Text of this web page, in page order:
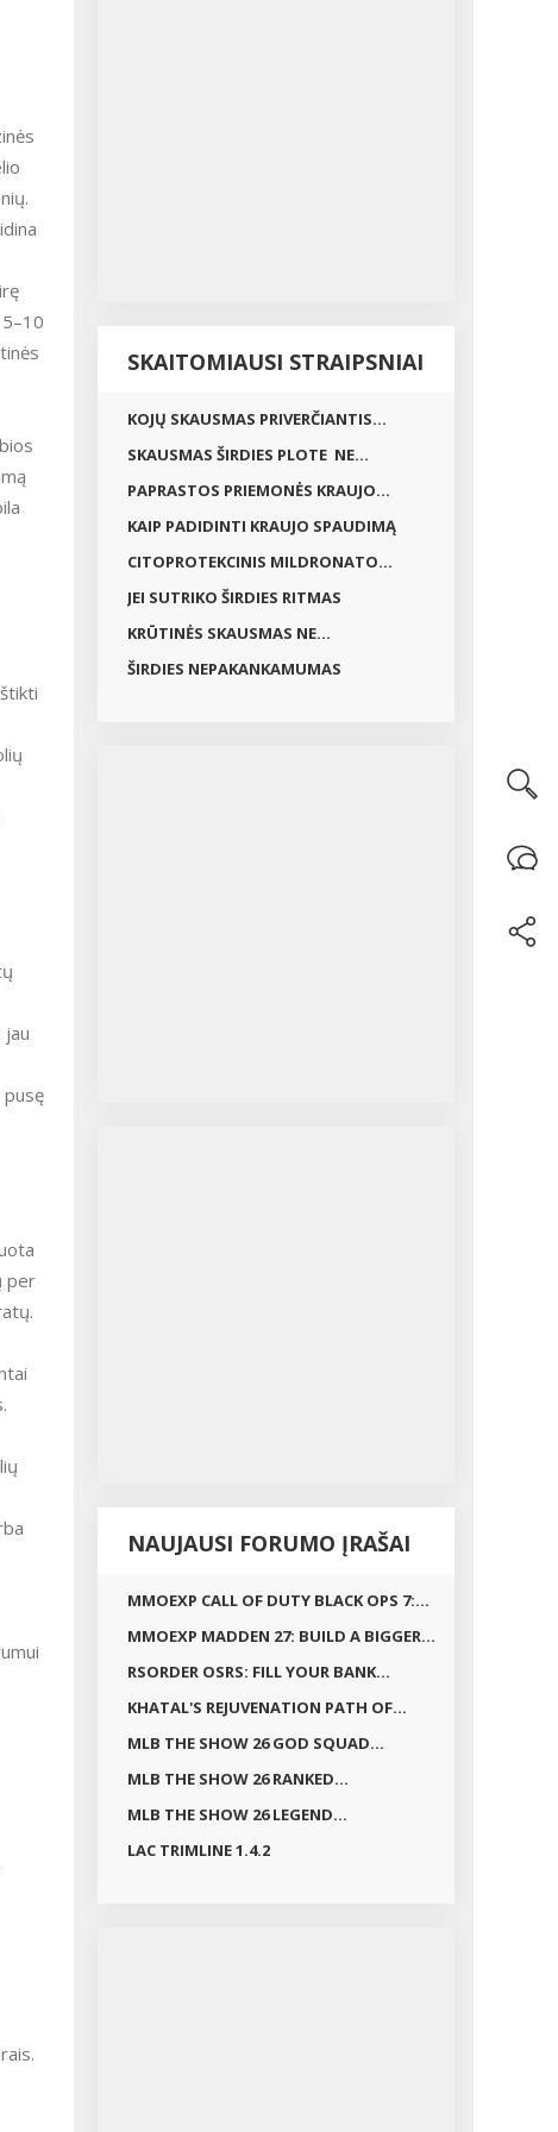
jau
pusę
per
SKAITOMIAUSI STRAIPSNIAI
KOJŲ SKAUSMAS PRIVERČIANTIS...
SKAUSMAS ŠIRDIES PLOTE NE...
PAPRASTOS PRIEMONĖS KRAUJO...
KAIP PADIDINTI KRAUJO SPAUDIMĄ
CITOPROTEKCINIS MILDRONATO...
JEI SUTRIKO ŠIRDIES RITMAS
KRŪTINĖS SKAUSMAS NE...
ŠIRDIES NEPAKANKAMUMAS
NAUJAUSI FORUMO ĮRAŠAI
MMOEXP CALL OF DUTY BLACK OPS 7:...
MMOEXP MADDEN 27: BUILD A BIGGER...
RSORDER OSRS: FILL YOUR BANK...
KHATAL'S REJUVENATION PATH OF...
MLB THE SHOW 26 GOD SQUAD...
MLB THE SHOW 26 RANKED...
MLB THE SHOW 26 LEGEND...
LAC TRIMLINE 1.4.2